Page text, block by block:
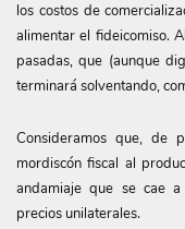
los costos de
alimentar el fideicomiso.
pasadas, que (aunque
terminará solventando,
Consideramos que, de
mordiscón fiscal al
andamiaje que se cae
precios unilaterales.